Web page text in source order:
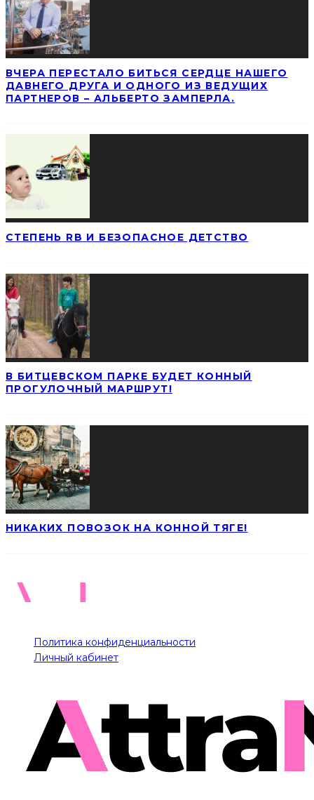
ВЧЕРА ПЕРЕСТАЛО БИТЬСЯ СЕРДЦЕ НАШЕГО
ДАВНЕГО ДРУГА И ОДНОГО ИЗ ВЕДУЩИХ
ПАРТНЕРОВ – АЛЬБЕРТО ЗАМПЕРЛА.
СТЕПЕНЬ RB И БЕЗОПАСНОЕ ДЕТСТВО
В БИТЦЕВСКОМ ПАРКЕ БУДЕТ КОННЫЙ
ПРОГУЛОЧНЫЙ МАРШРУТ!
НИКАКИХ ПОВОЗОК НА КОННОЙ ТЯГЕ!
Политика конфиденциальности
Личный кабинет